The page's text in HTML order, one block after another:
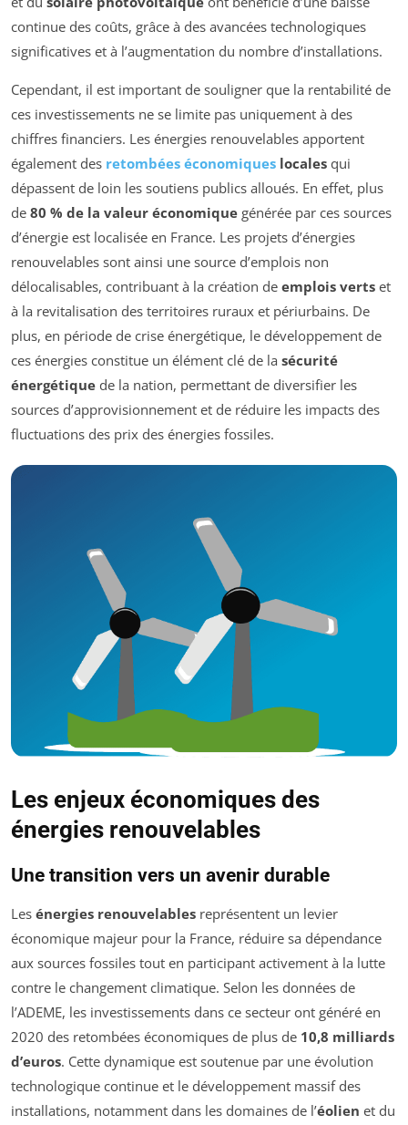
continue des coûts, grâce à des avancées technologiques
significatives et à l’augmentation du nombre d’installations.
Cependant, il est important de souligner que la rentabilité de
ces investissements ne se limite pas uniquement à des
chiffres financiers. Les énergies renouvelables apportent
également des retombées économiques locales qui
dépassent de loin les soutiens publics alloués. En effet, plus
de 80 % de la valeur économique générée par ces sources
d’énergie est localisée en France. Les projets d’énergies
renouvelables sont ainsi une source d’emplois non
délocalisables, contribuant à la création de emplois verts et
à la revitalisation des territoires ruraux et périurbains. De
plus, en période de crise énergétique, le développement de
ces énergies constitue un élément clé de la sécurité
énergétique de la nation, permettant de diversifier les
sources d’approvisionnement et de réduire les impacts des
fluctuations des prix des énergies fossiles.
Les enjeux économiques des
énergies renouvelables
Une transition vers un avenir durable
Les énergies renouvelables représentent un levier
économique majeur pour la France, réduire sa dépendance
aux sources fossiles tout en participant activement à la lutte
contre le changement climatique. Selon les données de
l’ADEME, les investissements dans ce secteur ont généré en
2020 des retombées économiques de plus de 10,8 milliards
d’euros. Cette dynamique est soutenue par une évolution
technologique continue et le développement massif des
installations, notamment dans les domaines de l’éolien et du